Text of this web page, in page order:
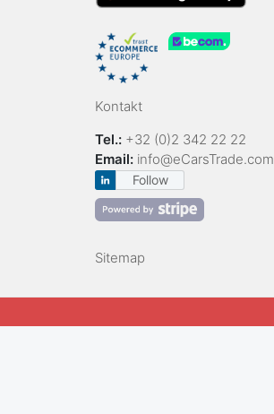
Kontakt
Tel.: +32 (0)2 342 22 22
Email: info@eCarsTrade.com
Follow
Sitemap